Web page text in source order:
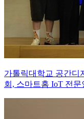
가톨릭대학교 공간디
회, 스마트홈 IoT 전